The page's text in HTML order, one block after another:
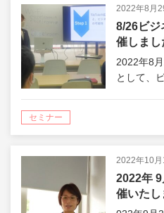
2022年8月
8/26ビジ
催しまし
2022年8
として、
セミナー
2022年10月
2022年
催いたし